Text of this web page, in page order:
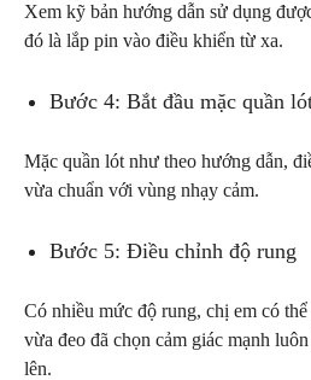
Xem kỹ bản hướng dẫn sử dụng
đó là lắp pin vào điều khiển từ xa.
Bước 4: Bắt đầu mặc quần
Mặc quần lót như theo hướng dẫn,
vừa chuẩn với vùng nhạy cảm.
Bước 5: Điều chỉnh độ rung
Có nhiều mức độ rung, chị em có
vừa đeo đã chọn cảm giác mạnh
lên.